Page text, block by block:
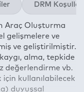
Linkedin
Whatsapp
E-mail
DRM Koşulları
Araç Oluşturma
gelişmelere ve
ve geliştirilmiştir.
alma, tepkide
değerlendirme vb.
kullanılabilecek
duyuşsal